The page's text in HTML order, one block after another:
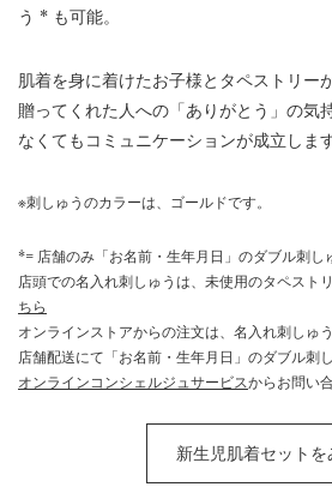
う * も可能。
肌着を身に着けたお子様とタペストリー
贈ってくれた人への「ありがとう」の気
なくてもコミュニケーションが成立します
※刺しゅうのカラーは、ゴールドです。
*= 店舗のみ「お名前・生年月日」のダブル刺し
店頭での名入れ刺しゅうは、未使用のタペスト
ちら
オンラインストアからの注文は、名入れ刺しゅ
店舗配送にて「お名前・生年月日」のダブル刺
オンラインコンシェルジュサービスからお問い
新生児肌着セットを